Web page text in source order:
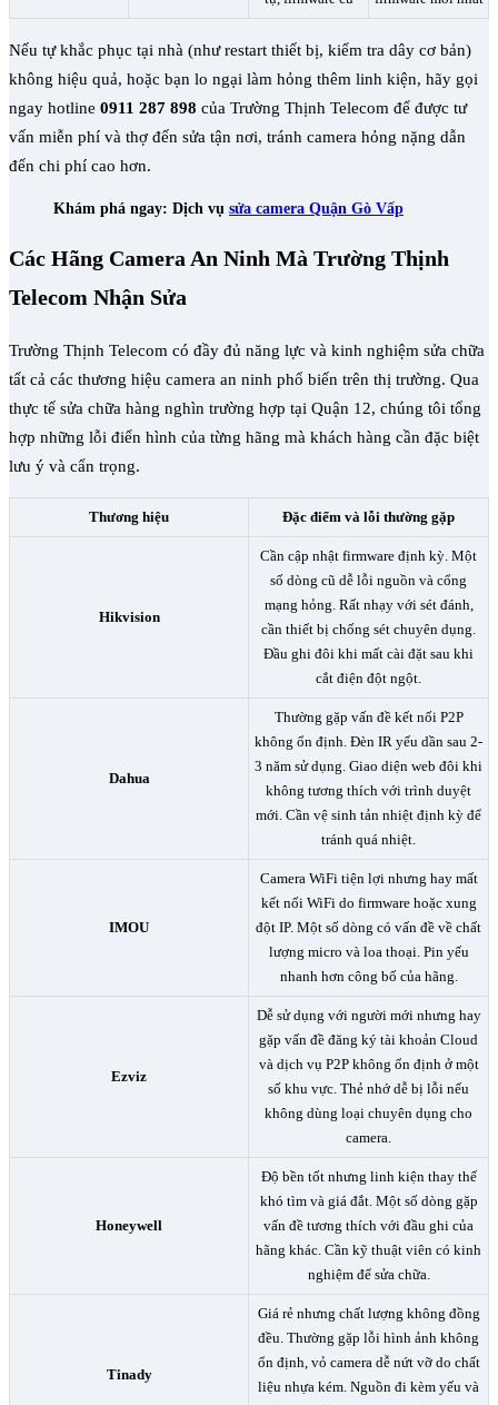
Nếu tự khắc phục tại nhà (như restart thiết bị, kiểm tra dây cơ bản)
không hiệu quả, hoặc bạn lo ngại làm hỏng thêm linh kiện, hãy gọi
ngay hotline 0911 287 898 của Trường Thịnh Telecom để được tư
vấn miễn phí và thợ đến sửa tận nơi, tránh camera hỏng nặng dẫn
đến chi phí cao hơn.
Khám phá ngay: Dịch vụ sửa camera Quận Gò Vấp
Các Hãng Camera An Ninh Mà Trường Thịnh
Telecom Nhận Sửa
Trường Thịnh Telecom có đầy đủ năng lực và kinh nghiệm sửa chữa
tất cả các thương hiệu camera an ninh phổ biến trên thị trường. Qua
thực tế sửa chữa hàng nghìn trường hợp tại Quận 12, chúng tôi tổng
hợp những lỗi điển hình của từng hãng mà khách hàng cần đặc biệt
lưu ý và cẩn trọng.
Thương hiệu Đặc điểm và lỗi thường gặp
Hikvision
Cần cập nhật firmware định kỳ. Một
số dòng cũ dễ lỗi nguồn và cổng
mạng hỏng. Rất nhạy với sét đánh,
cần thiết bị chống sét chuyên dụng.
Đầu ghi đôi khi mất cài đặt sau khi
cắt điện đột ngột.
Dahua
Thường gặp vấn đề kết nối P2P
không ổn định. Đèn IR yếu dần sau 2-
3 năm sử dụng. Giao diện web đôi khi
không tương thích với trình duyệt
mới. Cần vệ sinh tản nhiệt định kỳ để
tránh quá nhiệt.
IMOU
Camera WiFi tiện lợi nhưng hay mất
kết nối WiFi do firmware hoặc xung
đột IP. Một số dòng có vấn đề về chất
lượng micro và loa thoại. Pin yếu
nhanh hơn công bố của hãng.
Ezviz
Dễ sử dụng với người mới nhưng hay
gặp vấn đề đăng ký tài khoản Cloud
và dịch vụ P2P không ổn định ở một
số khu vực. Thẻ nhớ dễ bị lỗi nếu
không dùng loại chuyên dụng cho
camera.
Honeywell
Độ bền tốt nhưng linh kiện thay thế
khó tìm và giá đắt. Một số dòng gặp
vấn đề tương thích với đầu ghi của
hãng khác. Cần kỹ thuật viên có kinh
nghiệm để sửa chữa.
Tinady
Giá rẻ nhưng chất lượng không đồng
đều. Thường gặp lỗi hình ảnh không
ổn định, vỏ camera dễ nứt vỡ do chất
liệu nhựa kém. Nguồn đi kèm yếu và